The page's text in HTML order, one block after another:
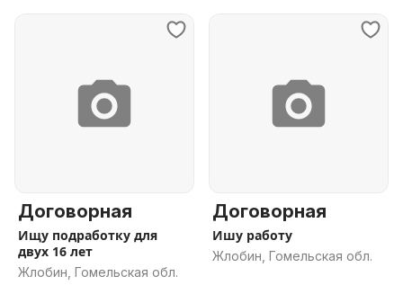
Договорная
Ищу подработку для
двух 16 лет
Жлобин, Гомельская обл.
Договорная
Ишу работу
Жлобин, Гомельская обл.